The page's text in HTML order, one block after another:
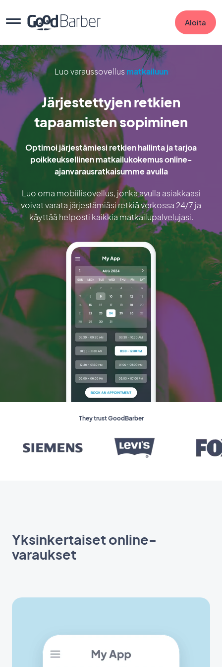
Aloita
Luo varaussovellus matkailuun
Järjestettyjen retkien
tapaamisten sopiminen
Optimoi järjestämiesi retkien hallinta ja tarjoa
poikkeuksellinen matkailukokemus online-
ajanvarausratkaisumme avulla
Luo oma mobiilisovellus, jonka avulla asiakkaasi
voivat varata järjestämiäsi retkiä verkossa 24/7 ja
käyttää helposti kaikkia matkailupalvelujasi.
They trust GoodBarber
Yksinkertaiset online-
varaukset